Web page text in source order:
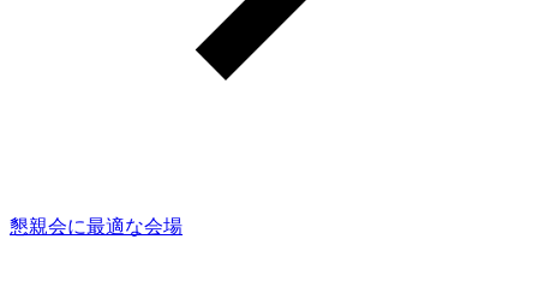
懇親会に最適な会場